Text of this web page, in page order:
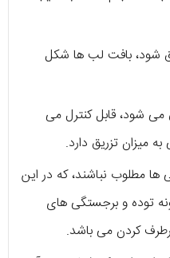
شود، بافت لب ها شکل
می شود، قابل کنترل می
میزان تزریق دارد.
ها مطلوب نباشند، که در این
توده و برجستگی های
کردن می باشد.